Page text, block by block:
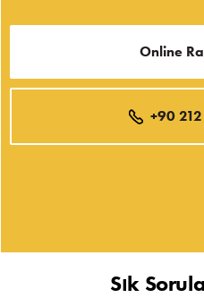
Online
+90
Sık